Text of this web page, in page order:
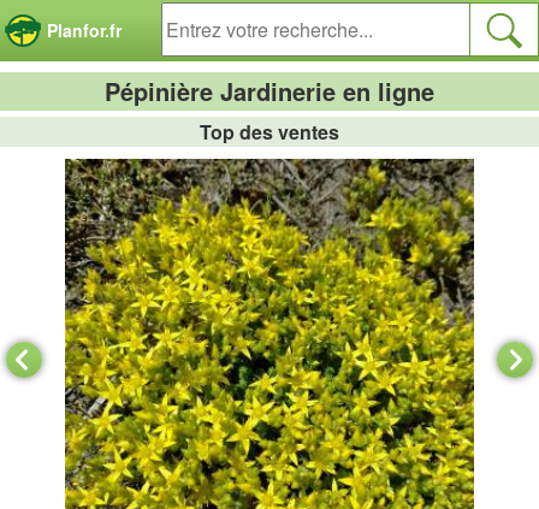
Planfor.fr
Pépinière Jardinerie en ligne
Top des ventes
Panneau de gestion des cookies